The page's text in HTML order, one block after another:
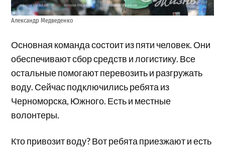
Александр Медведенко
Основная команда состоит из пяти человек. Они
обеспечивают сбор средств и логистику. Все
остальные помогают перевозить и разгружать
воду. Сейчас подключились ребята из
Черноморска, Южного. Есть и местные
волонтеры.
Кто привозит воду? Вот ребята приезжают и есть